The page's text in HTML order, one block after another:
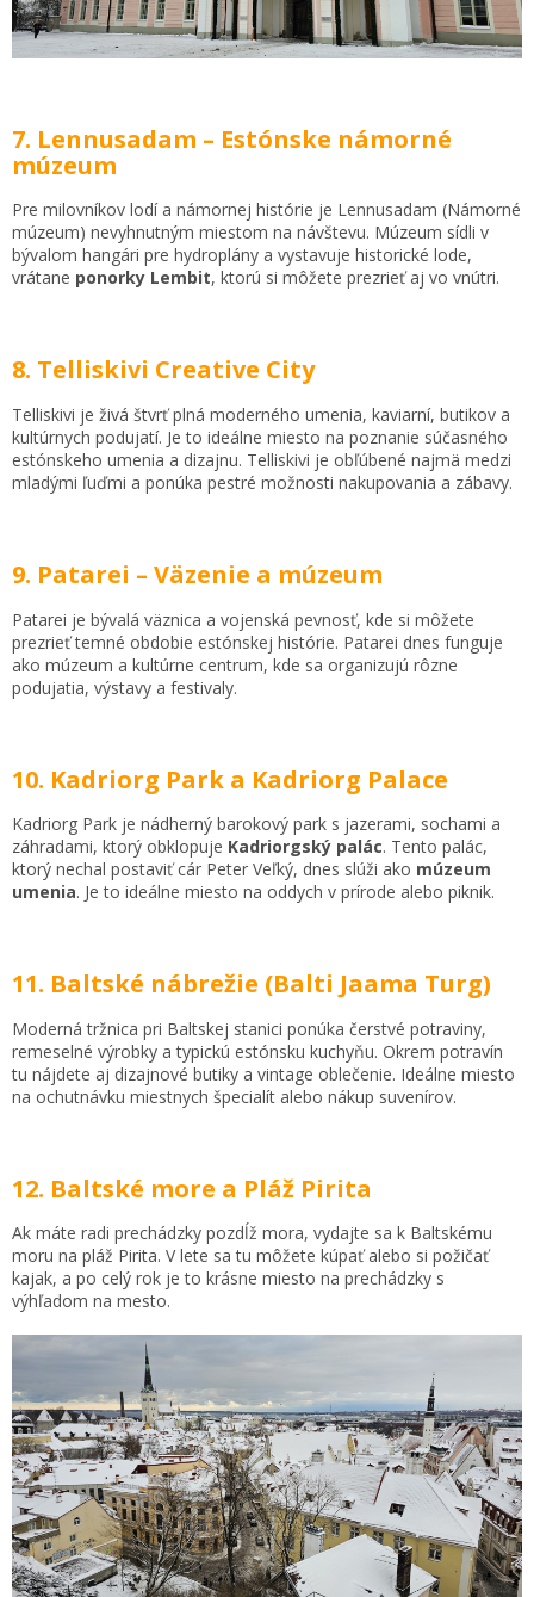
7. Lennusadam – Estónske námorné
múzeum
Pre milovníkov lodí a námornej histórie je Lennusadam (Námorné
múzeum) nevyhnutným miestom na návštevu. Múzeum sídli v
bývalom hangári pre hydroplány a vystavuje historické lode,
vrátane ponorky Lembit, ktorú si môžete prezrieť aj vo vnútri.
8. Telliskivi Creative City
Telliskivi je živá štvrť plná moderného umenia, kaviarní, butikov a
kultúrnych podujatí. Je to ideálne miesto na poznanie súčasného
estónskeho umenia a dizajnu. Telliskivi je obľúbené najmä medzi
mladými ľuďmi a ponúka pestré možnosti nakupovania a zábavy.
9. Patarei – Väzenie a múzeum
Patarei je bývalá väznica a vojenská pevnosť, kde si môžete
prezrieť temné obdobie estónskej histórie. Patarei dnes funguje
ako múzeum a kultúrne centrum, kde sa organizujú rôzne
podujatia, výstavy a festivaly.
10. Kadriorg Park a Kadriorg Palace
Kadriorg Park je nádherný barokový park s jazerami, sochami a
záhradami, ktorý obklopuje Kadriorgský palác. Tento palác,
ktorý nechal postaviť cár Peter Veľký, dnes slúži ako múzeum
umenia. Je to ideálne miesto na oddych v prírode alebo piknik.
11. Baltské nábrežie (Balti Jaama Turg)
Moderná tržnica pri Baltskej stanici ponúka čerstvé potraviny,
remeselné výrobky a typickú estónsku kuchyňu. Okrem potravín
tu nájdete aj dizajnové butiky a vintage oblečenie. Ideálne miesto
na ochutnávku miestnych špecialít alebo nákup suvenírov.
12. Baltské more a Pláž Pirita
Ak máte radi prechádzky pozdĺž mora, vydajte sa k Baltskému
moru na pláž Pirita. V lete sa tu môžete kúpať alebo si požičať
kajak, a po celý rok je to krásne miesto na prechádzky s
výhľadom na mesto.